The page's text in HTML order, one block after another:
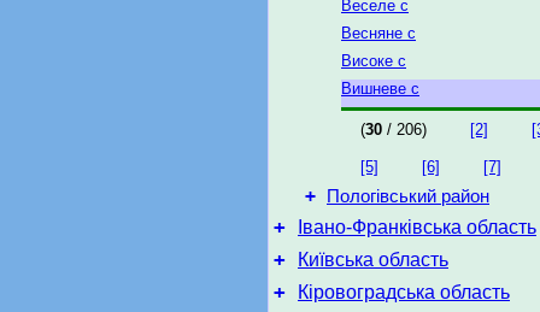
Веселе с
Весняне с
Високе с
Вишневе с
(30 / 206) [2]
[5] [6] [7]
+ Пологівський район
+ Івано-Франківська область
+ Київська область
+ Кіровоградська область